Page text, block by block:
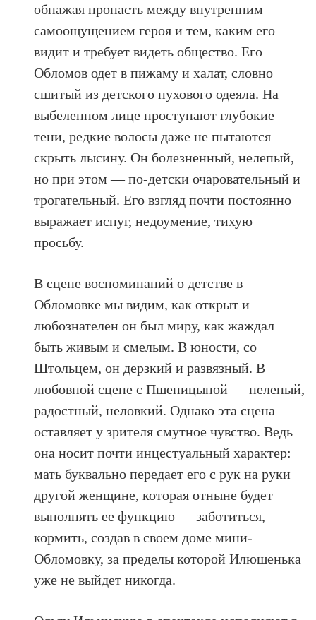
обнажая пропасть между внутренним
самоощущением героя и тем, каким его
видит и требует видеть общество. Его
Обломов одет в пижаму и халат, словно
сшитый из детского пухового одеяла. На
выбеленном лице проступают глубокие
тени, редкие волосы даже не пытаются
скрыть лысину. Он болезненный, нелепый,
но при этом — по-детски очаровательный и
трогательный. Его взгляд почти постоянно
выражает испуг, недоумение, тихую
просьбу.
В сцене воспоминаний о детстве в
Обломовке мы видим, как открыт и
любознателен он был миру, как жаждал
быть живым и смелым. В юности, со
Штольцем, он дерзкий и развязный. В
любовной сцене с Пшеницыной — нелепый,
радостный, неловкий. Однако эта сцена
оставляет у зрителя смутное чувство. Ведь
она носит почти инцестуальный характер:
мать буквально передает его с рук на руки
другой женщине, которая отныне будет
выполнять ее функцию — заботиться,
кормить, создав в своем доме мини-
Обломовку, за пределы которой Илюшенька
уже не выйдет никогда.